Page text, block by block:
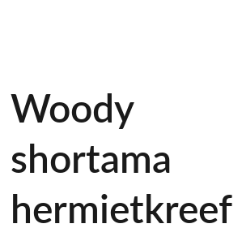
Woody
shortama
hermietkreef